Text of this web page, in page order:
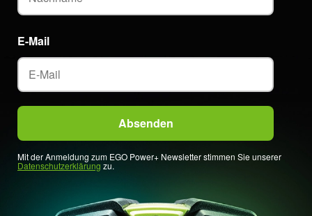
E-Mail
Mit der Anmeldung zum EGO Power+ Newsletter stimmen Sie unserer
Datenschutzerklärung zu.